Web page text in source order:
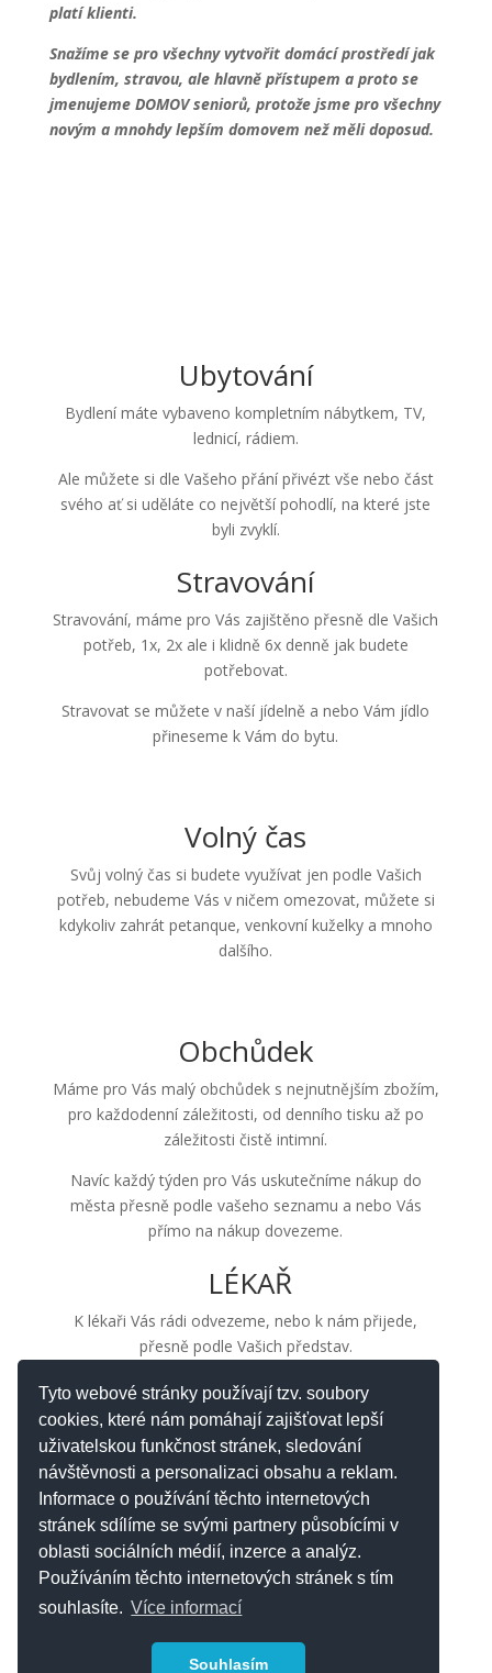
Tyto webové stránky používají tzv. soubory
cookies, které nám pomáhají zajišťovat lepší
uživatelskou funkčnost stránek, sledování
návštěvnosti a personalizaci obsahu a reklam.
Informace o používání těchto internetových
stránek sdílíme se svými partnery působícími v
oblasti sociálních médií, inzerce a analýz.
Používáním těchto internetových stránek s tím
souhlasíte. Více informací
Souhlasím
platí klienti.
Snažíme se pro všechny vytvořit domácí prostředí jak
bydlením, stravou, ale hlavně přístupem a proto se
jmenujeme DOMOV seniorů, protože jsme pro všechny
novým a mnohdy lepším domovem než měli doposud.
Ubytování
Bydlení máte vybaveno kompletním nábytkem, TV,
lednicí, rádiem.
Ale můžete si dle Vašeho přání přivézt vše nebo část
svého ať si uděláte co největší pohodlí, na které jste
byli zvyklí.
Stravování
Stravování, máme pro Vás zajištěno přesně dle Vašich
potřeb, 1x, 2x ale i klidně 6x denně jak budete
potřebovat.
Stravovat se můžete v naší jídelně a nebo Vám jídlo
přineseme k Vám do bytu.
Volný čas
Svůj volný čas si budete využívat jen podle Vašich
potřeb, nebudeme Vás v ničem omezovat, můžete si
kdykoliv zahrát petanque, venkovní kuželky a mnoho
dalšího.
Obchůdek
Máme pro Vás malý obchůdek s nejnutnějším zbožím,
pro každodenní záležitosti, od denního tisku až po
záležitosti čistě intimní.
Navíc každý týden pro Vás uskutečníme nákup do
města přesně podle vašeho seznamu a nebo Vás
přímo na nákup dovezeme.
LÉKAŘ
K lékaři Vás rádi odvezeme, nebo k nám přijede,
přesně podle Vašich představ.
Samozřejmě, že Vám vždy obratem vyzvedneme léky
ve Vaší oblíbené lékárně.
Další…..
Na Vaše přání zajišťujeme pravidelné padikérské
služby, aj.